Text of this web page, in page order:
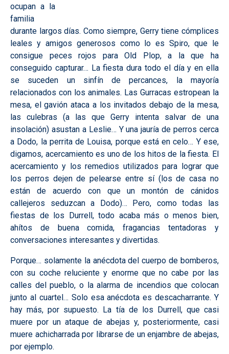
ocupan a la
familia
durante largos días. Como siempre, Gerry tiene cómplices
leales y amigos generosos como lo es Spiro, que le
consigue peces rojos para Old Plop, a la que ha
conseguido capturar… La fiesta dura todo el día y en ella
se suceden un sinfín de percances, la mayoría
relacionados con los animales. Las Gurracas estropean la
mesa, el gavión ataca a los invitados debajo de la mesa,
las culebras (a las que Gerry intenta salvar de una
insolación) asustan a Leslie… Y una jauría de perros cerca
a Dodo, la perrita de Louisa, porque está en celo… Y ese,
digamos, acercamiento es uno de los hitos de la fiesta. El
acercamiento y los remedios utilizados para lograr que
los perros dejen de pelearse entre sí (los de casa no
están de acuerdo con que un montón de cánidos
callejeros seduzcan a Dodo)… Pero, como todas las
fiestas de los Durrell, todo acaba más o menos bien,
ahítos de buena comida, fragancias tentadoras y
conversaciones interesantes y divertidas.
Porque… solamente la anécdota del cuerpo de bomberos,
con su coche reluciente y enorme que no cabe por las
calles del pueblo, o la alarma de incendios que colocan
junto al cuartel… Solo esa anécdota es descacharrante. Y
hay más, por supuesto. La tía de los Durrell, que casi
muere por un ataque de abejas y, posteriormente, casi
muere achicharrada por librarse de un enjambre de abejas,
por ejemplo.